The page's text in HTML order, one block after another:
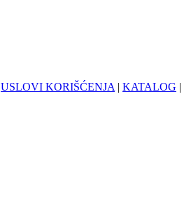
USLOVI KORIŠĆENJA | KATALOG |